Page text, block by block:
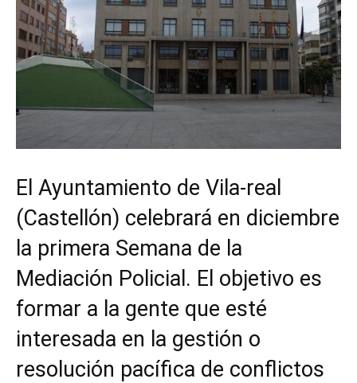
El Ayuntamiento de Vila-real
(Castellón) celebrará en diciembre
la primera Semana de la
Mediación Policial. El objetivo es
formar a la gente que esté
interesada en la gestión o
resolución pacífica de conflictos